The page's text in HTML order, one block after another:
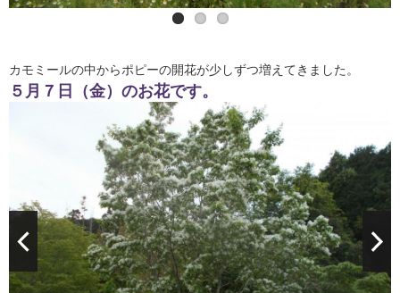
カモミールの中からポピーの開花が少しずつ増えてきました。
５月７日（金）のお花です。